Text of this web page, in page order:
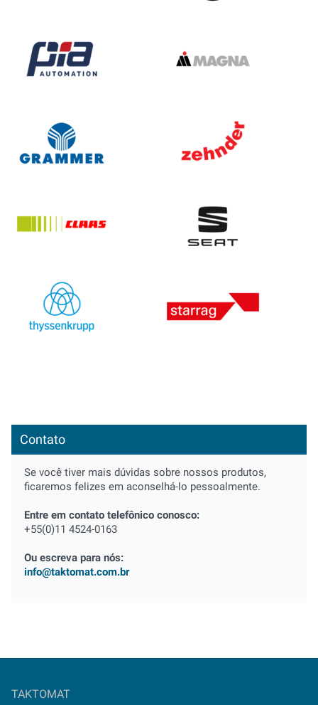
Contato
Se você tiver mais dúvidas sobre nossos produtos,
ficaremos felizes em aconselhá-lo pessoalmente.
Entre em contato telefônico conosco:
+55(0)11 4524-0163
Ou escreva para nós:
info@taktomat.com.br
TAKTOMAT